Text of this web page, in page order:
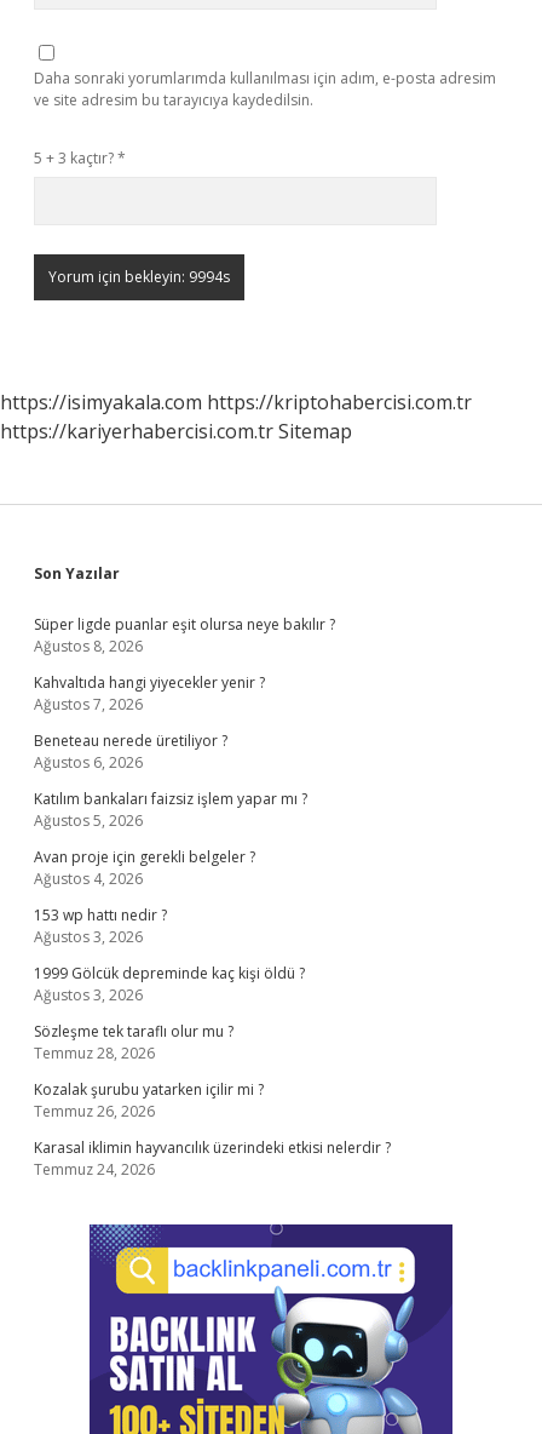
Daha sonraki yorumlarımda kullanılması için adım, e-posta adresim
ve site adresim bu tarayıcıya kaydedilsin.
5 + 3 kaçtır?*
https://isimyakala.com https://kriptohabercisi.com.tr
https://kariyerhabercisi.com.trSitemap
Sidebar
Son Yazılar
Süper ligde puanlar eşit olursa neye bakılır ?
Ağustos 8, 2026
Kahvaltıda hangi yiyecekler yenir ?
Ağustos 7, 2026
Beneteau nerede üretiliyor ?
Ağustos 6, 2026
Katılım bankaları faizsiz işlem yapar mı ?
Ağustos 5, 2026
Avan proje için gerekli belgeler ?
Ağustos 4, 2026
153 wp hattı nedir ?
Ağustos 3, 2026
1999 Gölcük depreminde kaç kişi öldü ?
Ağustos 3, 2026
Sözleşme tek taraflı olur mu ?
Temmuz 28, 2026
Kozalak şurubu yatarken içilir mi ?
Temmuz 26, 2026
Karasal iklimin hayvancılık üzerindeki etkisi nelerdir ?
Temmuz 24, 2026